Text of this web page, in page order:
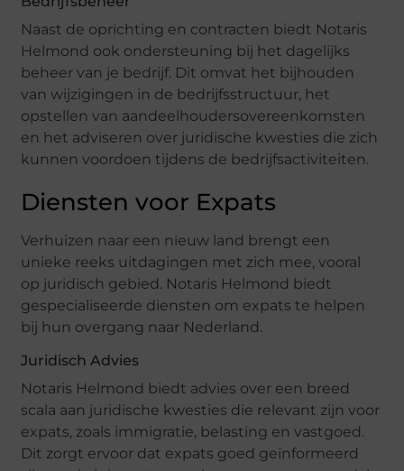
Naast de oprichting en contracten biedt Notaris
Helmond ook ondersteuning bij het dagelijks
beheer van je bedrijf. Dit omvat het bijhouden
van wijzigingen in de bedrijfsstructuur, het
opstellen van aandeelhoudersovereenkomsten
en het adviseren over juridische kwesties die zich
kunnen voordoen tijdens de bedrijfsactiviteiten.
Diensten voor Expats
Verhuizen naar een nieuw land brengt een
unieke reeks uitdagingen met zich mee, vooral
op juridisch gebied. Notaris Helmond biedt
gespecialiseerde diensten om expats te helpen
bij hun overgang naar Nederland.
Juridisch Advies
Notaris Helmond biedt advies over een breed
scala aan juridische kwesties die relevant zijn voor
expats, zoals immigratie, belasting en vastgoed.
Dit zorgt ervoor dat expats goed geïnformeerd